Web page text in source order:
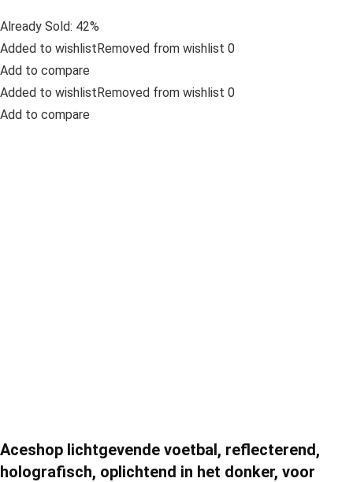
Already Sold: 42%
Added to wishlistRemoved from wishlist 0
Add to compare
Added to wishlistRemoved from wishlist 0
Add to compare
Aceshop lichtgevende voetbal, reflecterend,
holografisch, oplichtend in het donker, voor